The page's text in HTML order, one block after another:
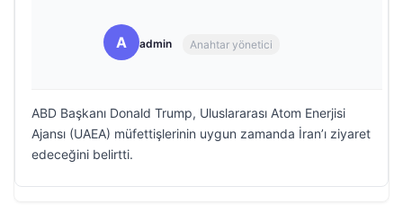
A admin Anahtar yönetici
ABD Başkanı Donald Trump, Uluslararası Atom Enerjisi
Ajansı (UAEA) müfettişlerinin uygun zamanda İran’ı ziyaret
edeceğini belirtti.